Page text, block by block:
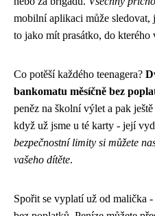
mobilní aplikaci může sledovat,
to jako mít prasátko, do
Co potěší každého teenagera?
bankomatu měsíčně bez
peněz na školní výlet a pak
když už jsme u té karty - její
bezpečnostní limity si můžete
vašeho dítěte.
Spořit se vyplatí už od malička